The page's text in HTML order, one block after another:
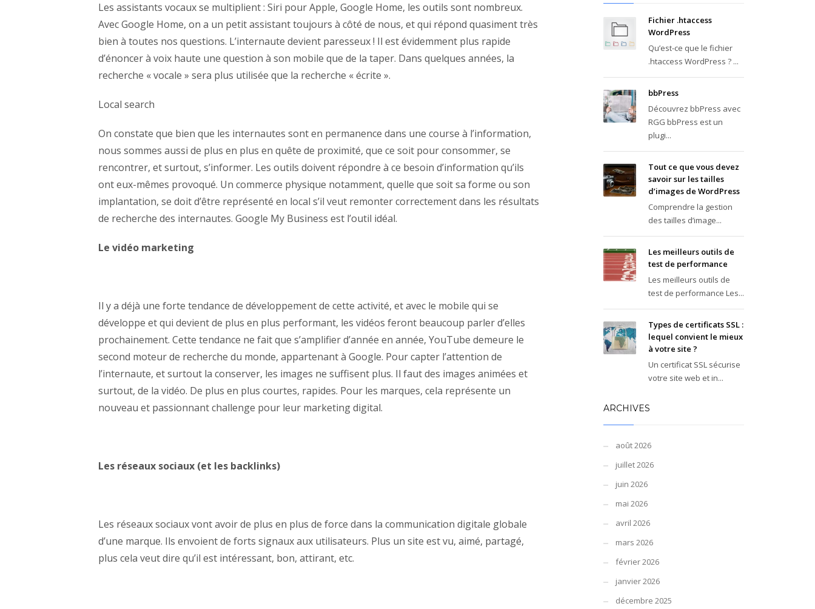
Les assistants vocaux se multiplient : Siri pour Apple, Google Home, les outils sont nombreux.
Avec Google Home, on a un petit assistant toujours à côté de nous, et qui répond quasiment très
bien à toutes nos questions. L’internaute devient paresseux ! Il est évidemment plus rapide
d’énoncer à voix haute une question à son mobile que de la taper. Dans quelques années, la
recherche « vocale » sera plus utilisée que la recherche « écrite ».
Local search
On constate que bien que les internautes sont en permanence dans une course à l’information,
nous sommes aussi de plus en plus en quête de proximité, que ce soit pour consommer, se
rencontrer, et surtout, s’informer. Les outils doivent répondre à ce besoin d’information qu’ils
ont eux-mêmes provoqué. Un commerce physique notamment, quelle que soit sa forme ou son
implantation, se doit d’être représenté en local s’il veut remonter correctement dans les résultats
de recherche des internautes. Google My Business est l’outil idéal.
Le vidéo marketing
Il y a déjà une forte tendance de développement de cette activité, et avec le mobile qui se
développe et qui devient de plus en plus performant, les vidéos feront beaucoup parler d’elles
prochainement. Cette tendance ne fait que s’amplifier d’année en année, YouTube demeure le
second moteur de recherche du monde, appartenant à Google. Pour capter l’attention de
l’internaute, et surtout la conserver, les images ne suffisent plus. Il faut des images animées et
surtout, de la vidéo. De plus en plus courtes, rapides. Pour les marques, cela représente un
nouveau et passionnant challenge pour leur marketing digital.
Les réseaux sociaux (et les backlinks)
Les réseaux sociaux vont avoir de plus en plus de force dans la communication digitale globale
d’une marque. Ils envoient de forts signaux aux utilisateurs. Plus un site est vu, aimé, partagé,
plus cela veut dire qu’il est intéressant, bon, attirant, etc.
Fichier .htaccess
WordPress
Qu’est-ce que le fichier
.htaccess WordPress ? ...
bbPress
Découvrez bbPress avec
RGG bbPress est un
plugi...
Tout ce que vous devez
savoir sur les tailles
d’images de WordPress
Comprendre la gestion
des tailles d’image...
Les meilleurs outils de
test de performance
Les meilleurs outils de
test de performance Les...
Types de certificats SSL :
lequel convient le mieux
à votre site ?
Un certificat SSL sécurise
votre site web et in...
ARCHIVES
août 2026
juillet 2026
juin 2026
mai 2026
avril 2026
mars 2026
février 2026
janvier 2026
décembre 2025